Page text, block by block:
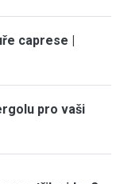
caprese |
pro vaši